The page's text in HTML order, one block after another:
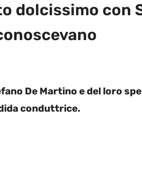
dolcissimo con
De Martino e del loro
conduttrice.